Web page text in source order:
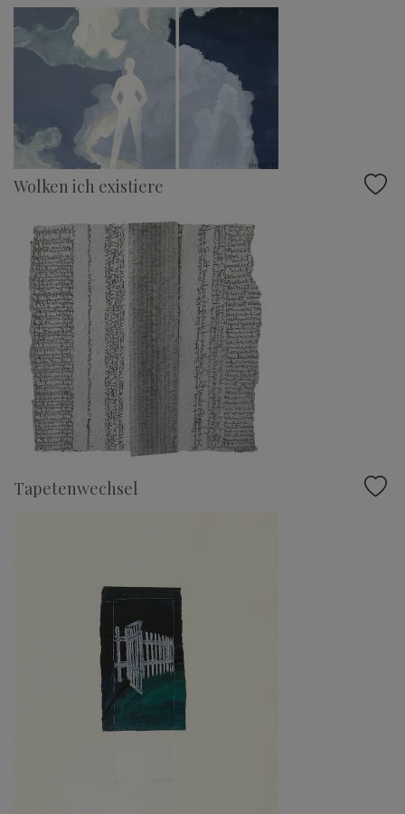
Wolken ich existiere
Tapetenwechsel